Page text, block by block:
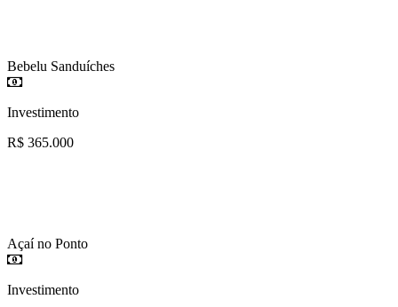
Bebelu Sanduíches
Investimento
R$ 365.000
Açaí no Ponto
Investimento